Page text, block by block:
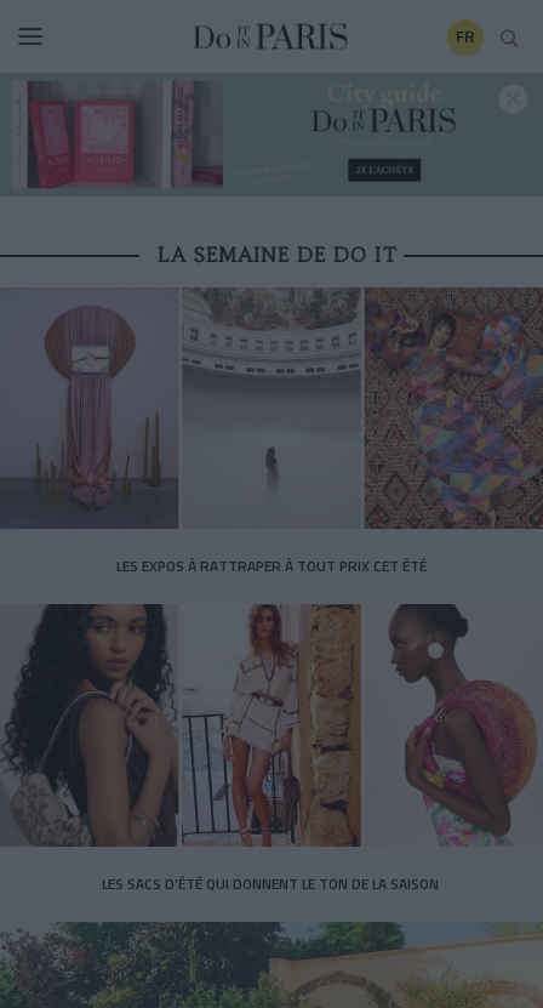
FR
LA SEMAINE DE DO IT
LES EXPOS À RATTRAPER À TOUT PRIX CET ÉTÉ
LES SACS D’ÉTÉ QUI DONNENT LE TON DE LA SAISON